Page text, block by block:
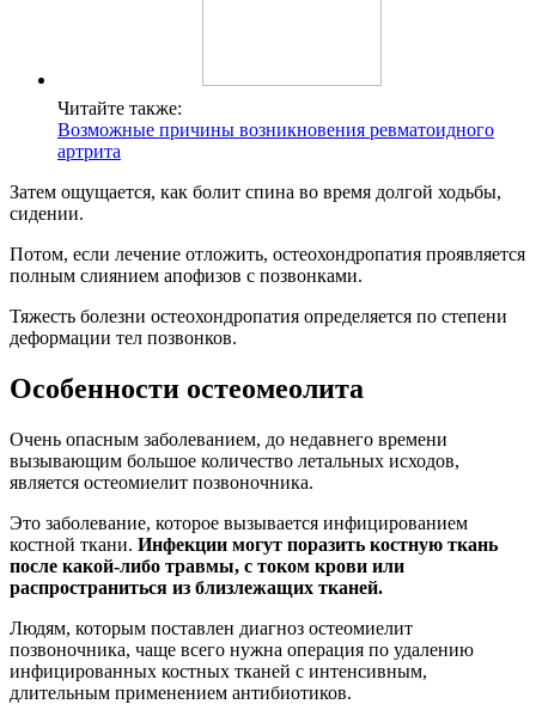
Читайте также:
Возможные причины возникновения ревматоидного
артрита
Затем ощущается, как болит спина во время долгой ходьбы,
сидении.
Потом, если лечение отложить, остеохондропатия проявляется
полным слиянием апофизов с позвонками.
Тяжесть болезни остеохондропатия определяется по степени
деформации тел позвонков.
Особенности остеомеолита
Очень опасным заболеванием, до недавнего времени
вызывающим большое количество летальных исходов,
является остеомиелит позвоночника.
Это заболевание, которое вызывается инфицированием
костной ткани. Инфекции могут поразить костную ткань
после какой-либо травмы, с током крови или
распространиться из близлежащих тканей.
Людям, которым поставлен диагноз остеомиелит
позвоночника, чаще всего нужна операция по удалению
инфицированных костных тканей с интенсивным,
длительным применением антибиотиков.